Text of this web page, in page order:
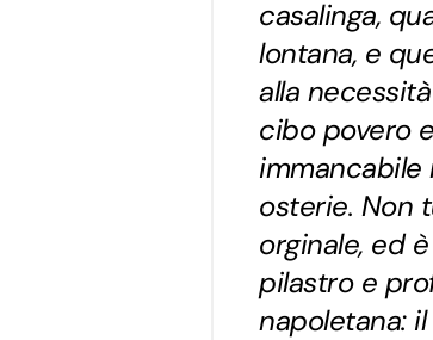
casalinga,
lontana, e
alla
cibo povero
immancabile
osterie. Non
orginale, ed
pilastro e
napoletana: